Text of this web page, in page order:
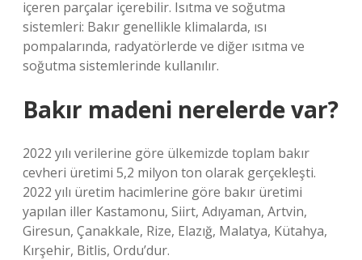
içeren parçalar içerebilir. Isıtma ve soğutma
sistemleri: Bakır genellikle klimalarda, ısı
pompalarında, radyatörlerde ve diğer ısıtma ve
soğutma sistemlerinde kullanılır.
Bakır madeni nerelerde var?
2022 yılı verilerine göre ülkemizde toplam bakır
cevheri üretimi 5,2 milyon ton olarak gerçekleşti.
2022 yılı üretim hacimlerine göre bakır üretimi
yapılan iller Kastamonu, Siirt, Adıyaman, Artvin,
Giresun, Çanakkale, Rize, Elazığ, Malatya, Kütahya,
Kırşehir, Bitlis, Ordu’dur.